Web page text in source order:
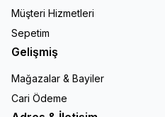
Müşteri Hizmetleri
Sepetim
Gelişmiş
Mağazalar & Bayiler
Cari Ödeme